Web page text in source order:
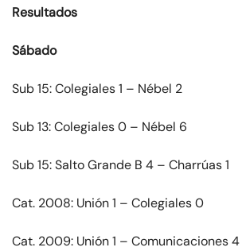
Resultados
Sábado
Sub 15: Colegiales 1 – Nébel 2
Sub 13: Colegiales 0 – Nébel 6
Sub 15: Salto Grande B 4 – Charrúas 1
Cat. 2008: Unión 1 – Colegiales 0
Cat. 2009: Unión 1 – Comunicaciones 4